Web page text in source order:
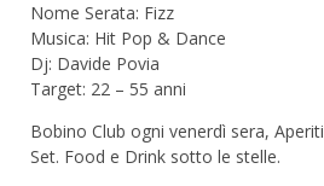
Nome Serata: Fizz
Musica: Hit Pop & Dance
Dj: Davide Povia
Target: 22 – 55 anni
Bobino Club ogni venerdì sera,
Set. Food e Drink sotto le stelle.